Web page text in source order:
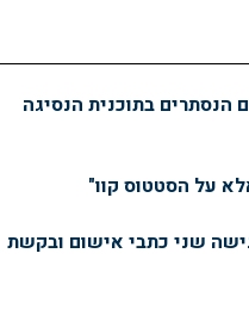
הנסתרים בתוכנית הנסיגה
על הסטטוס קוו"
שני כתבי אישום ובקשת